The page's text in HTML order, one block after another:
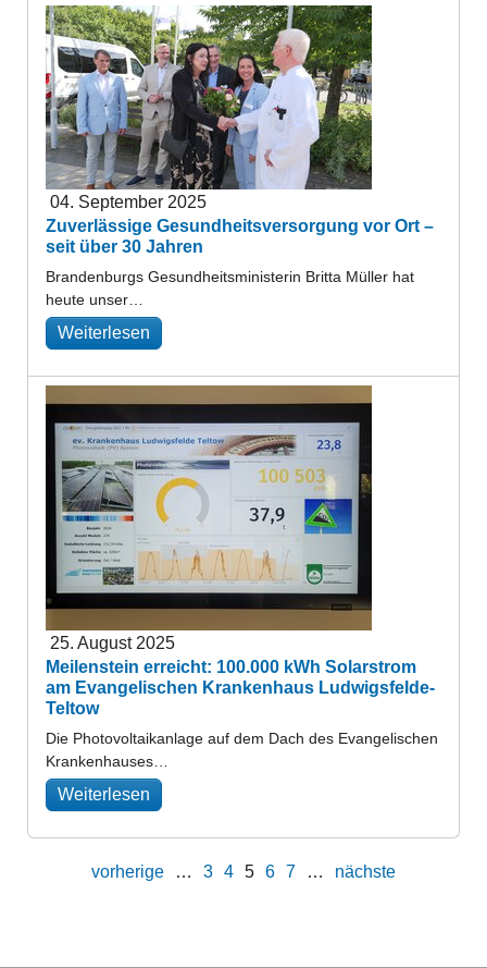
04. September 2025
Zuverlässige Gesundheitsversorgung vor Ort –
seit über 30 Jahren
Brandenburgs Gesundheitsministerin Britta Müller hat
heute unser…
Weiterlesen
25. August 2025
Meilenstein erreicht: 100.000 kWh Solarstrom
am Evangelischen Krankenhaus Ludwigsfelde-
Teltow
Die Photovoltaikanlage auf dem Dach des Evangelischen
Krankenhauses…
Weiterlesen
vorherige … 3 4 5 6 7 … nächste